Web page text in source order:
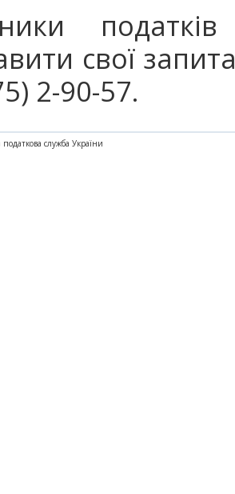
свої
2-90-57.
служба України